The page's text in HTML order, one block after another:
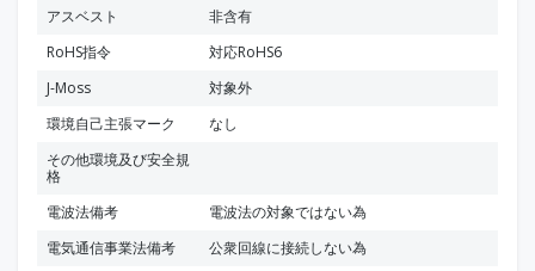
アスベスト
非含有
RoHS指令
対応RoHS6
J-Moss
対象外
環境自己主張マーク
なし
その他環境及び安全規
格
電波法備考
電波法の対象ではない為
電気通信事業法備考
公衆回線に接続しない為